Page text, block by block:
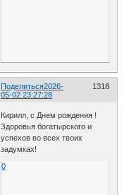
Поделиться 1318
2026-
05-02 23:27:28
Кирилл, с Днем рождения !
Здоровья богатырского и
успехов во всех твоих
задумках!
0